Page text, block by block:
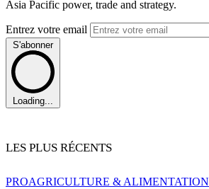
Asia Pacific power, trade and strategy.
Entrez votre email
S'abonner
Loading...
LES PLUS RÉCENTS
PROAGRICULTURE & ALIMENTATION